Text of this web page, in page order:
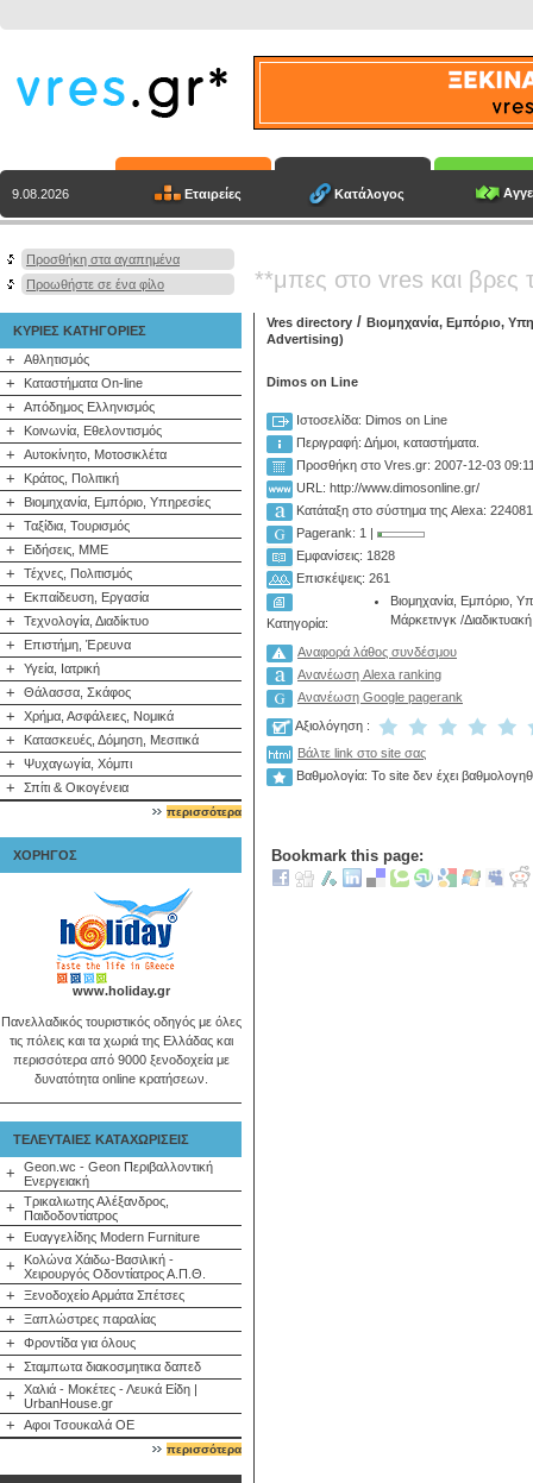
9.08.2026 Εταιρείες Κατάλογος
Προσθήκη στα αγαπημένα
Προωθήστε σε ένα φίλο
**μπες στο vres και βρες
ΚΥΡΙΕΣ ΚΑΤΗΓΟΡΙΕΣ
+ Αθλητισμός
+ Καταστήματα On-line
+ Απόδημος Ελληνισμός
+ Κοινωνία, Εθελοντισμός
+ Αυτοκίνητο, Μοτοσικλέτα
+ Κράτος, Πολιτική
+ Βιομηχανία, Εμπόριο, Υπηρεσίες
+ Ταξίδια, Τουρισμός
+ Ειδήσεις, ΜΜΕ
+ Τέχνες, Πολιτισμός
+ Εκπαίδευση, Εργασία
+ Τεχνολογία, Διαδίκτυο
+ Επιστήμη, Έρευνα
+ Υγεία, Ιατρική
+ Θάλασσα, Σκάφος
+ Χρήμα, Ασφάλειες, Νομικά
+ Κατασκευές, Δόμηση, Μεσιτικά
+ Ψυχαγωγία, Χόμπι
+ Σπίτι & Οικογένεια
περισσότερα
ΧΟΡΗΓΟΣ
www.holiday.gr
Πανελλαδικός τουριστικός οδηγός με όλες
τις πόλεις και τα χωριά της Ελλάδας και
περισσότερα από 9000 ξενοδοχεία με
δυνατότητα online κρατήσεων.
ΤΕΛΕΥΤΑΙΕΣ ΚΑΤΑΧΩΡΙΣΕΙΣ
+
Geon.wc - Geon Περιβαλλοντική
Ενεργειακή
+
Τρικαλιωτης Αλέξανδρος,
Παιδοδοντίατρος
+ Ευαγγελίδης Modern Furniture
+
Κολώνα Χάιδω-Βασιλική -
Χειρουργός Οδοντίατρος Α.Π.Θ.
+ Ξενοδοχείο Αρμάτα Σπέτσες
+ Ξαπλώστρες παραλίας
+ Φροντίδα για όλους
+ Σταμπωτα διακοσμητικα δαπεδ
+
Χαλιά - Μοκέτες - Λευκά Είδη |
UrbanHouse.gr
+ Αφοι Τσουκαλά ΟΕ
περισσότερα
Vres directory / Βιομηχανία, Εμπόριο,
Advertising)
Dimos on Line
Ιστοσελίδα: Dimos on Line
Περιγραφή: Δήμοι, καταστήματα.
Προσθήκη στο Vres.gr: 2007-12-03
URL: http://www.dimosonline.gr/
Κατάταξη στο σύστημα της Alexa:
Pagerank: 1 |
Εμφανίσεις: 1828
Επισκέψεις: 261
Κατηγορία:
Βιομηχανία, Εμπόριο,
Μάρκετινγκ /
Αναφορά λάθος συνδέσμου
Ανανέωση Alexa ranking
Ανανέωση Google pagerank
Αξιολόγηση :
Βάλτε link στο site σας
Βαθμολογία: Το site δεν έχει
Bookmark this page: